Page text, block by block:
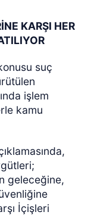
KARŞI HER
suç
işlem
kamu
geleceğine,
İçişleri